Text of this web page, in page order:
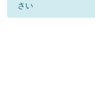
さい